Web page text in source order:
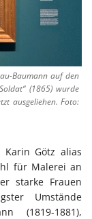
Baumann auf den
(1865) wurde
ausgeliehen. Foto:
Götz alias
für Malerei an
starke Frauen
Umstände
(1819-1881),